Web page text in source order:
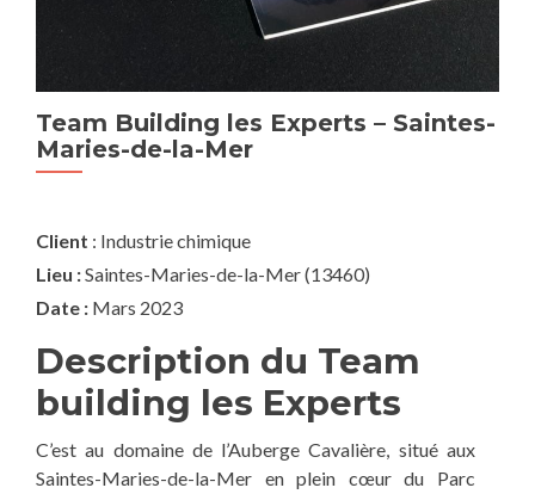
Team Building les Experts – Saintes-
Maries-de-la-Mer
Client : Industrie chimique
Lieu :Saintes-Maries-de-la-Mer (13460)
Date : Mars 2023
Description du Team
building les Experts
C’est au domaine de l’Auberge Cavalière, situé aux
Saintes-Maries-de-la-Mer en plein cœur du Parc